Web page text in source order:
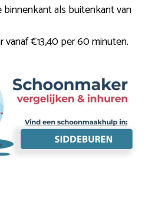
als buitenkant van
vanaf €13,40 per 60 minuten.